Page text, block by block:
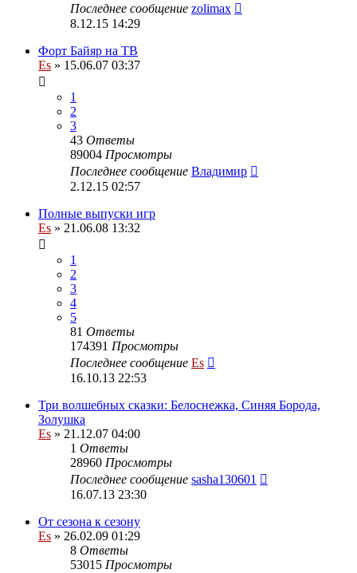
Последнее сообщение zolimax
8.12.15 14:29
Форт Байяр на ТВ
Es » 15.06.07 03:37
1
2
3
43 Ответы
89004 Просмотры
Последнее сообщение Владимир
2.12.15 02:57
Полные выпуски игр
Es » 21.06.08 13:32
1
2
3
4
5
81 Ответы
174391 Просмотры
Последнее сообщение Es
16.10.13 22:53
Три волшебных сказки: Белоснежка, Синяя Борода,
Золушка
Es » 21.12.07 04:00
1 Ответы
28960 Просмотры
Последнее сообщение sasha130601
16.07.13 23:30
От сезона к сезону
Es » 26.02.09 01:29
8 Ответы
53015 Просмотры